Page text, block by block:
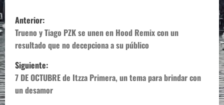
N
a
v
e
g
Anterior:
Trueno y Tiago PZK se unen en Hood Remix con un
resultado que no decepciona a su público
Siguiente:
7 DE OCTUBRE de Itzza Primera, un tema para brindar con
un desamor